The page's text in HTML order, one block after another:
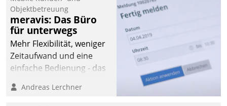
ein.
Objektbetreuung
meravis: Das Büro
für unterwegs
Mehr Flexibilität, weniger
Zeitaufwand und eine
einfache Bedienung - das
Cockpit für mobile
Andreas Lerchner